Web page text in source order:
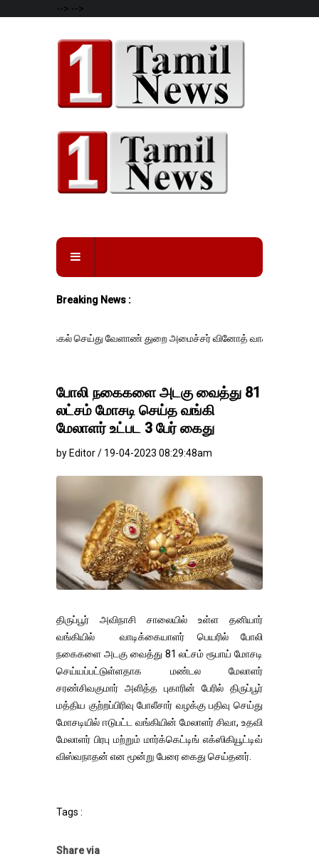
--> -->
Breaking News :
செய்து வேளாண் துறை அமைச்சர் வினோத் வாசித்து வருகிறார். �.
போலி நகைகளை அடகு வைத்து 81
லட்சம் மோசடி செய்த வங்கி
மேலாளர் உட்பட 3 பேர் கைது
by Editor / 19-04-2023 08:29:48am
திருப்பூர் அவிநாசி சாலையில் உள்ள தனியார்
வங்கியில் வாடிக்கையாளர் பெயரில் போலி
நகைகளை அடகு வைத்து 81 லட்சம் ரூபாய் மோசடி
செய்யப்பட்டுள்ளதாக மண்டல மேலாளர்
சரண்சிவகுமார் அளித்த புகாரின் பேரில் திருப்பூர்
மத்திய குற்றப்பிரிவு போலீசார் வழக்கு பதிவு செய்து
மோசடியில் ஈடுபட்ட வங்கியின் மேலாளர் சிவா, உதவி
மேலாளர் பிரபு மற்றும் மார்க்கெட்டிங் எக்ஸிகியூட்டிவ்
விஸ்வநாதன் என மூன்று பேரை கைது செய்தனர்.
Tags :
Share via